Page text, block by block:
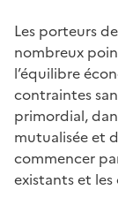
Les porteurs
nombreux
l’équilibre
contraintes
primordial,
mutualisée et
commencer
existants et